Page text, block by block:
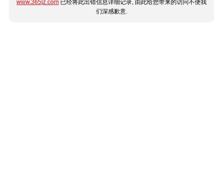
www.365jz.com 已经将此出错信息详细记录, 由此给您带来的访问不便我
们深感歉意.